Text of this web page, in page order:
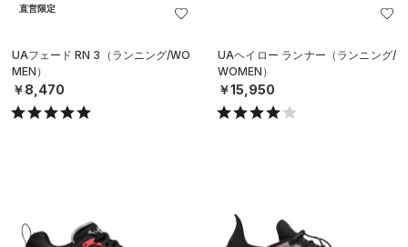
直営限定
UAフェード RN 3（ランニング/WO
MEN）
￥8,470
UAヘイロー ランナー（ランニング/
WOMEN）
￥15,950